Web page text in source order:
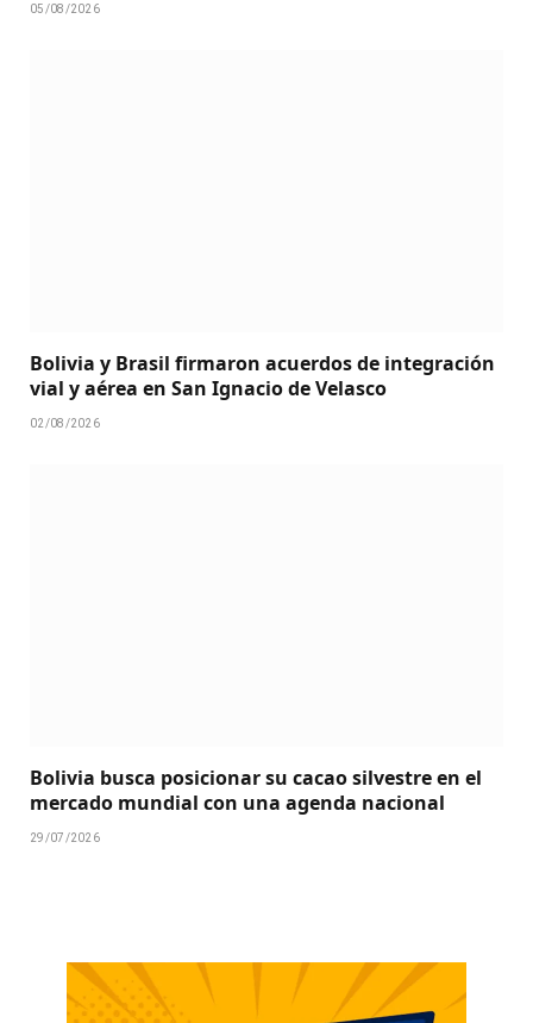
05/08/2026
Bolivia y Brasil firmaron acuerdos de integración
vial y aérea en San Ignacio de Velasco
02/08/2026
Bolivia busca posicionar su cacao silvestre en el
mercado mundial con una agenda nacional
29/07/2026